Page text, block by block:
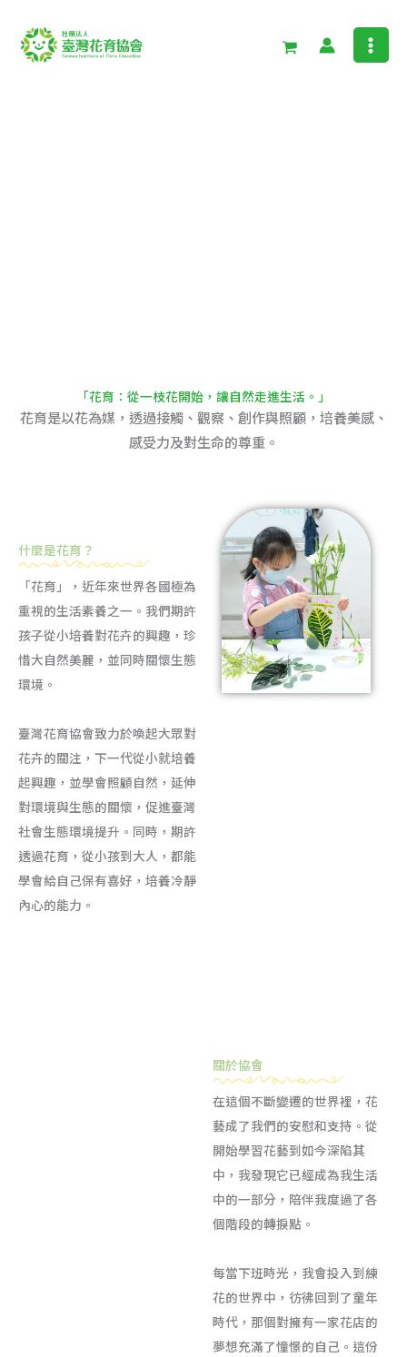
「花育：從一枝花開始，讓自然走進生活。」
花育是以花為媒，透過接觸、觀察、創作與照顧，培養美感、
感受力及對生命的尊重。
什麼是花育？
「花育」，近年來世界各國極為
重視的生活素養之一。我們期許
孩子從小培養對花卉的興趣，珍
惜大自然美麗，並同時關懷生態
環境。
臺灣花育協會致力於喚起大眾對
花卉的關注，下一代從小就培養
起興趣，並學會照顧自然，延伸
對環境與生態的關懷，促進臺灣
社會生態環境提升。同時，期許
透過花育，從小孩到大人，都能
學會給自己保有喜好，培養冷靜
內心的能力。
關於協會
在這個不斷變遷的世界裡，花
藝成了我們的安慰和支持。從
開始學習花藝到如今深陷其
中，我發現它已經成為我生活
中的一部分，陪伴我度過了各
個階段的轉捩點。
每當下班時光，我會投入到練
花的世界中，彷彿回到了童年
時代，那個對擁有一家花店的
夢想充滿了憧憬的自己。這份